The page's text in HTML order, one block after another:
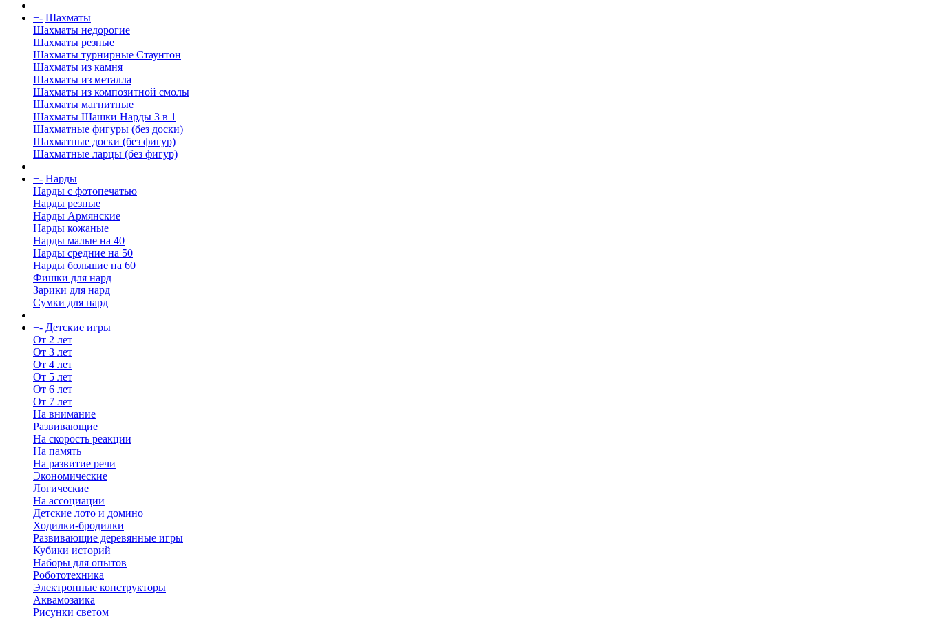
+- Шахматы
Шахматы недорогие
Шахматы резные
Шахматы турнирные Стаунтон
Шахматы из камня
Шахматы из металла
Шахматы из композитной смолы
Шахматы магнитные
Шахматы Шашки Нарды 3 в 1
Шахматные фигуры (без доски)
Шахматные доски (без фигур)
Шахматные ларцы (без фигур)
+- Нарды
Нарды с фотопечатью
Нарды резные
Нарды Армянские
Нарды кожаные
Нарды малые на 40
Нарды средние на 50
Нарды большие на 60
Фишки для нард
Зарики для нард
Сумки для нард
+- Детские игры
От 2 лет
От 3 лет
От 4 лет
От 5 лет
От 6 лет
От 7 лет
На внимание
Развивающие
На скорость реакции
На память
На развитие речи
Экономические
Логические
На ассоциации
Детские лото и домино
Ходилки-бродилки
Развивающие деревянные игры
Кубики историй
Наборы для опытов
Робототехника
Электронные конструкторы
Аквамозаика
Рисунки светом